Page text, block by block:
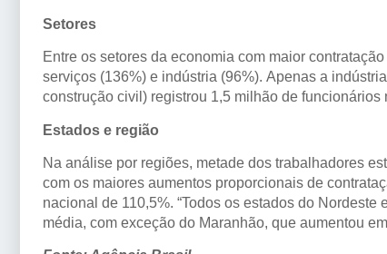
Setores
Entre os setores da economia com maior
serviços (136%) e indústria (96%). Apenas a
construção civil) registrou 1,5 milhão de funcionários
Estados e região
Na análise por regiões, metade dos trabalhadores
com os maiores aumentos proporcionais de
nacional de 110,5%. “Todos os estados do
média, com exceção do Maranhão, que aumentou